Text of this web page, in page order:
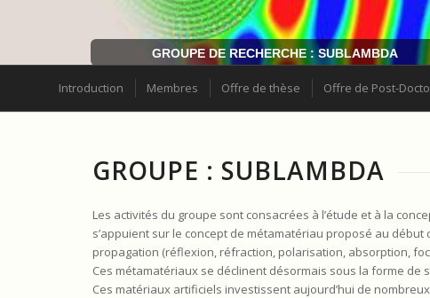
GROUPE DE RECHERCHE : SUBLAMBDA
Introduction Membres Offre de thèse Offre de Post-
GROUPE : SUBLAMBDA
Les activités du groupe sont consacrées à l’étude et à la
s’appuient sur le concept de métamatériau proposé au
propagation (réflexion, réfraction, polarisation, absorption,
Ces métamatériaux se déclinent désormais sous la forme
Ces matériaux artificiels investissent aujourd’hui de